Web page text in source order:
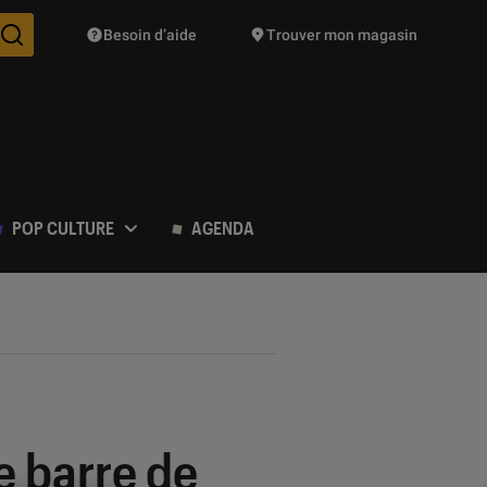
Des suggestions de produits vont vous être proposées
Besoin d’aide Trouver mon magasin
POP CULTURE AGENDA
barre de